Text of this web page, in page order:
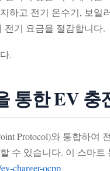
하고 전기 온수기, 보
전기 요금을 절감합니다.
.
통한 EV 충
Protocol)와 통합하
수 있습니다. 이 스마
charger-ocpp